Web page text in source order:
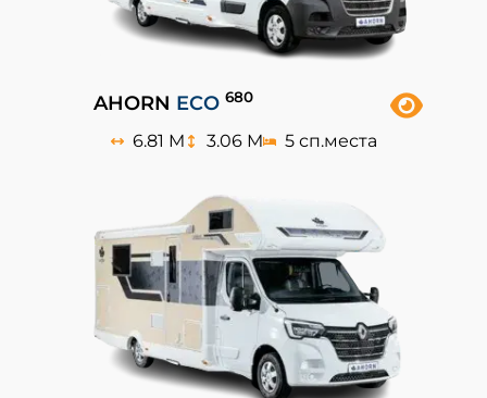
AHORN ECO680
6.81 M 3.06 M 5 сп.места